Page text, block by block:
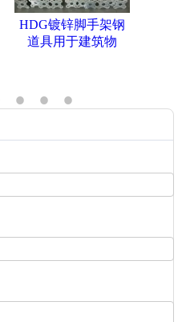
HDG镀锌脚手架钢
道具用于建筑物